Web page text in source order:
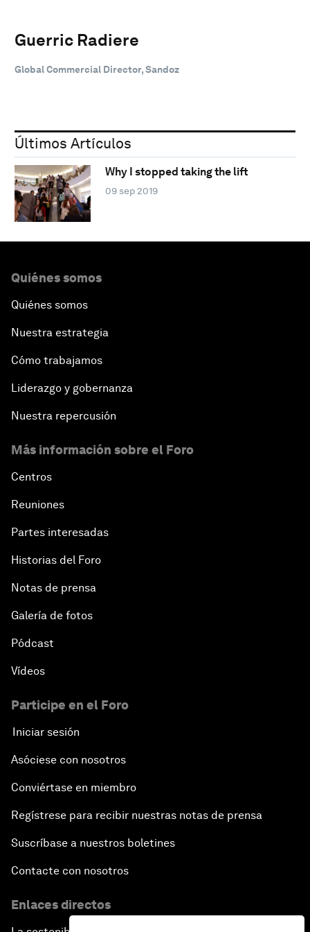
Guerric Radiere
Global Commercial Director, Sandoz
Últimos Artículos
Why I stopped taking the lift
09 sep 2019
Quiénes somos
Quiénes somos
Nuestra estrategia
Cómo trabajamos
Liderazgo y gobernanza
Nuestra repercusión
Más información sobre el Foro
Centros
Reuniones
Partes interesadas
Historias del Foro
Notas de prensa
Galería de fotos
Pódcast
Vídeos
Participe en el Foro
Iniciar sesión
Asóciese con nosotros
Conviértase en miembro
Regístrese para recibir nuestras notas de prensa
Suscríbase a nuestros boletines
Contacte con nosotros
Enlaces directos